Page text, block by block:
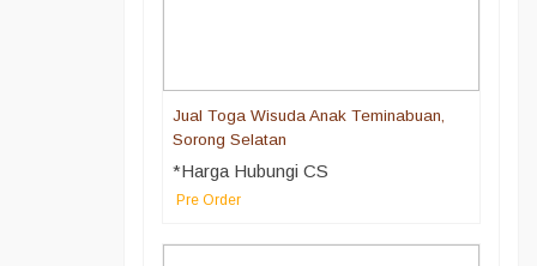
Jual Toga Wisuda Anak Teminabuan,
Sorong Selatan
*Harga Hubungi CS
Pre Order